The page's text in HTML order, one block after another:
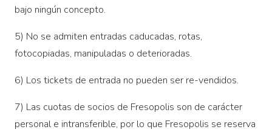
bajo ningún concepto.
5) No se admiten entradas caducadas, rotas,
fotocopiadas, manipuladas o deterioradas.
6) Los tickets de entrada no pueden ser re-vendidos.
7) Las cuotas de socios de Fresopolis son de carácter
personal e intransferible, por lo que Fresopolis se reserva